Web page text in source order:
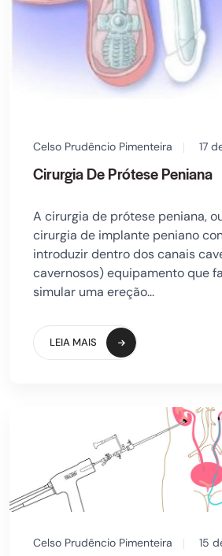
Celso Prudêncio Pimenteira 17
Cirurgia De Prótese Peniana
A cirurgia de prótese peniana,
cirurgia de implante peniano
introduzir dentro dos canais
cavernosos) equipamento que
simular uma ereção...
LEIA MAIS
Celso Prudêncio Pimenteira 15